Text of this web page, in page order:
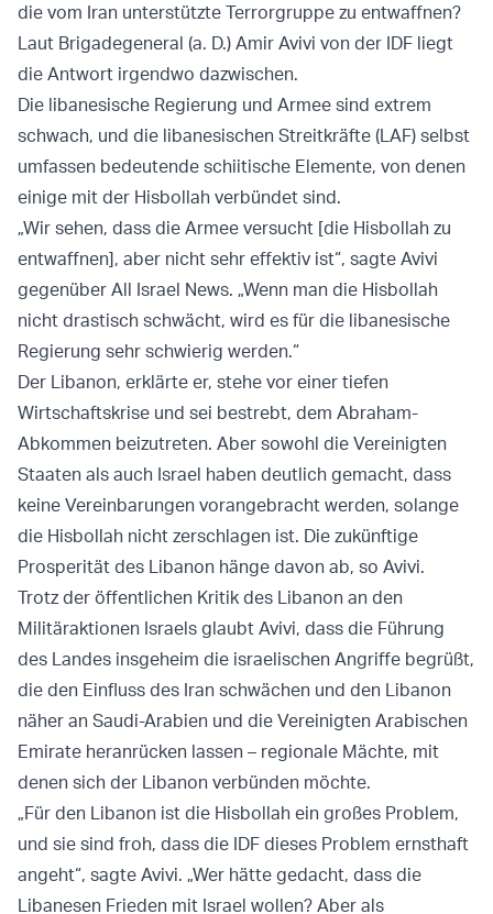
die vom Iran unterstützte Terrorgruppe zu entwaffnen?
Laut Brigadegeneral (a. D.) Amir Avivi von der IDF liegt
die Antwort irgendwo dazwischen.
Die libanesische Regierung und Armee sind extrem
schwach, und die libanesischen Streitkräfte (LAF) selbst
umfassen bedeutende schiitische Elemente, von denen
einige mit der Hisbollah verbündet sind.
„Wir sehen, dass die Armee versucht [die Hisbollah zu
entwaffnen], aber nicht sehr effektiv ist“, sagte Avivi
gegenüber All Israel News. „Wenn man die Hisbollah
nicht drastisch schwächt, wird es für die libanesische
Regierung sehr schwierig werden.“
Der Libanon, erklärte er, stehe vor einer tiefen
Wirtschaftskrise und sei bestrebt, dem Abraham-
Abkommen beizutreten. Aber sowohl die Vereinigten
Staaten als auch Israel haben deutlich gemacht, dass
keine Vereinbarungen vorangebracht werden, solange
die Hisbollah nicht zerschlagen ist. Die zukünftige
Prosperität des Libanon hänge davon ab, so Avivi.
Trotz der öffentlichen Kritik des Libanon an den
Militäraktionen Israels glaubt Avivi, dass die Führung
des Landes insgeheim die israelischen Angriffe begrüßt,
die den Einfluss des Iran schwächen und den Libanon
näher an Saudi-Arabien und die Vereinigten Arabischen
Emirate heranrücken lassen – regionale Mächte, mit
denen sich der Libanon verbünden möchte.
„Für den Libanon ist die Hisbollah ein großes Problem,
und sie sind froh, dass die IDF dieses Problem ernsthaft
angeht“, sagte Avivi. „Wer hätte gedacht, dass die
Libanesen Frieden mit Israel wollen? Aber als